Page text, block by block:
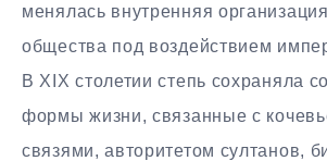
менялась внутренняя
общества под воздействием
В XIX столетии степь сохраняла
формы жизни, связанные с
связями, авторитетом султанов,